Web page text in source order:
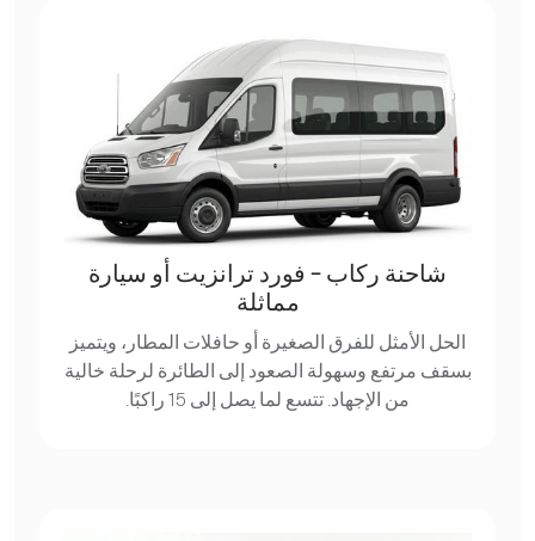
شاحنة ركاب - فورد ترانزيت أو سيارة
مماثلة
الحل الأمثل للفرق الصغيرة أو حافلات المطار، ويتميز
بسقف مرتفع وسهولة الصعود إلى الطائرة لرحلة خالية
من الإجهاد. تتسع لما يصل إلى 15 راكبًا.